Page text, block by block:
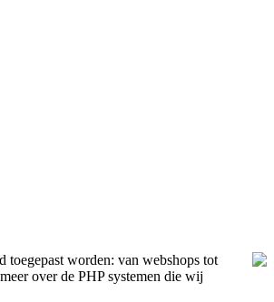
toegepast worden: van webshops tot
over de PHP systemen die wij